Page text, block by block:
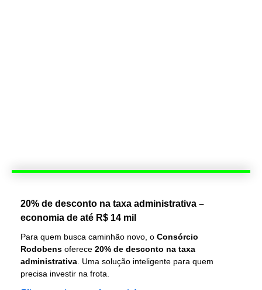
20% de desconto na taxa administrativa –
economia de até R$ 14 mil
Para quem busca caminhão novo, o Consórcio
Rodobens oferece 20% de desconto na taxa
administrativa . Uma solução inteligente para quem
precisa investir na frota.